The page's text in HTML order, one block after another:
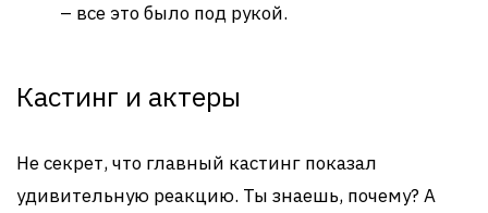
– все это было под рукой.
Кастинг и актеры
Не секрет, что главный кастинг показал
удивительную реакцию. Ты знаешь, почему? А